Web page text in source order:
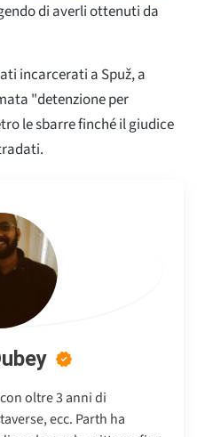
di averli ottenuti da
incarcerati a Spuž, a
"detenzione per
le sbarre finché il giudice
oltre 3 anni di
ecc. Parth ha